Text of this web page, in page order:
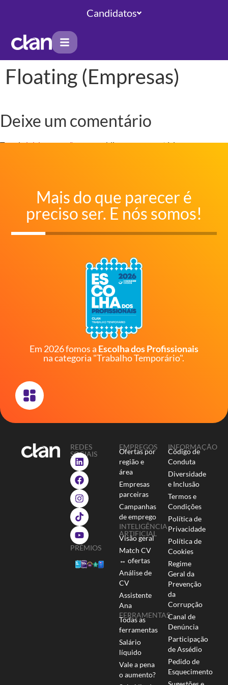
Candidatos
Floating (Empresas)
Deixe um comentário
Tem deiniciar a sessãopara publicar um comentário.
Mais do que parecer é
preciso ser. E nós somos!
Em 2026 fomos a Escolha dos Profissionais
na categoria "Trabalho Temporário".
REDES
SOCIAIS
PRÉMIOS
EMPREGOS
Ofertas por
região e
área
Empresas
parceiras
Campanhas
de emprego
INTELIGÊNCIA
ARTIFICIAL
Visão geral
Match CV
↔ ofertas
Análise de
CV
Assistente
Ana
FERRAMENTAS
Todas as
ferramentas
Salário
líquido
Vale a pena
o aumento?
INFORMAÇÃO
Código de
Conduta
Diversidade
e Inclusão
Termos e
Condições
Política de
Privacidade
Política de
Cookies
Regime
Geral da
Prevenção
da
Corrupção
Canal de
Denúncia
Participação
de Assédio
Pedido de
Esquecimento